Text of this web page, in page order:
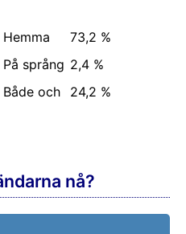
Hemma
73,2 %
På språng 2,4 %
Både och
24,2 %
nå?